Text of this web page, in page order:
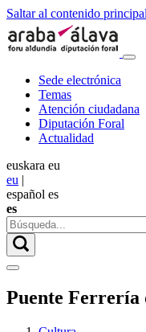
Saltar al contenido principal
Sede electrónica
Temas
Atención ciudadana
Diputación Foral
Actualidad
euskara eu
eu |
español es
es
Puente Ferrería